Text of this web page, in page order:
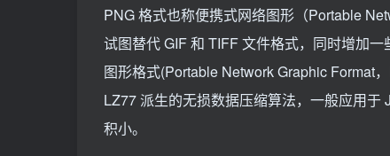
PNG 格式也称便携式网络图形（Portable
试图替代 GIF 和 TIFF 文件格式，同时增加
图形格式(Portable Network Graphic Format
LZ77 派生的无损数据压缩算法，一般应用
积小。